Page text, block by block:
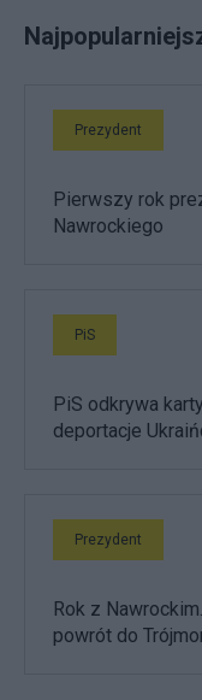
Prezydent
Pierwszy rok
Nawrockiego
PiS
PiS odkrywa
deportacje
Prezydent
Rok z
powrót do